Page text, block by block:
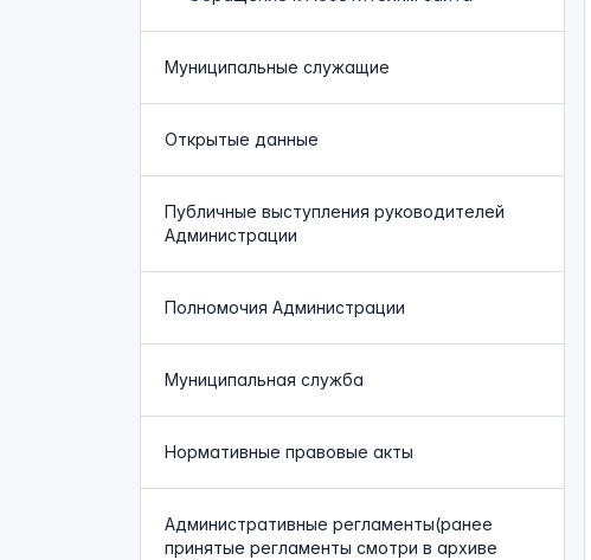
Муниципальные служащие
Открытые данные
Публичные выступления руководителей
Администрации
Полномочия Администрации
Муниципальная служба
Нормативные правовые акты
Административные регламенты(ранее
принятые регламенты смотри в архиве